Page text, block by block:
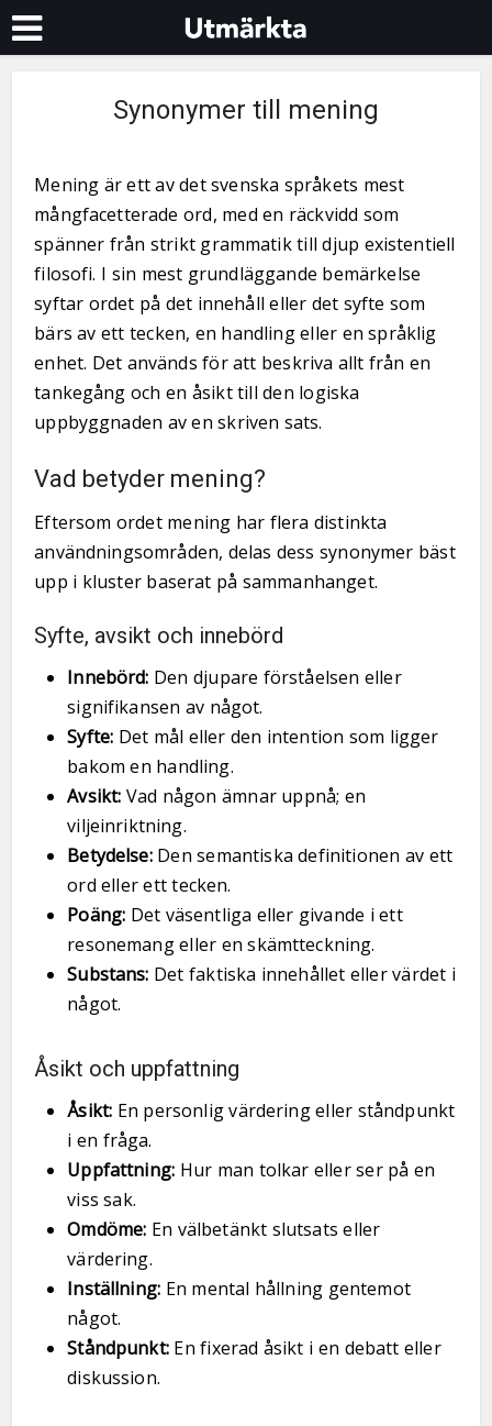
Synonymer till mening
Mening är ett av det svenska språkets mest
mångfacetterade ord, med en räckvidd som
spänner från strikt grammatik till djup existentiell
filosofi. I sin mest grundläggande bemärkelse
syftar ordet på det innehåll eller det syfte som
bärs av ett tecken, en handling eller en språklig
enhet. Det används för att beskriva allt från en
tankegång och en åsikt till den logiska
uppbyggnaden av en skriven sats.
Vad betyder mening?
Eftersom ordet mening har flera distinkta
användningsområden, delas dess synonymer bäst
upp i kluster baserat på sammanhanget.
Syfte, avsikt och innebörd
Innebörd: Den djupare förståelsen eller
signifikansen av något.
Syfte: Det mål eller den intention som ligger
bakom en handling.
Avsikt: Vad någon ämnar uppnå; en
viljeinriktning.
Betydelse:Den semantiska definitionen av ett
ord eller ett tecken.
Poäng: Det väsentliga eller givande i ett
resonemang eller en skämtteckning.
Substans: Det faktiska innehållet eller värdet i
något.
Åsikt och uppfattning
Åsikt: En personlig värdering eller ståndpunkt
i en fråga.
Uppfattning: Hur man tolkar eller ser på en
viss sak.
Omdöme: En välbetänkt slutsats eller
värdering.
Inställning: En mental hållning gentemot
något.
Ståndpunkt:En fixerad åsikt i en debatt eller
diskussion.